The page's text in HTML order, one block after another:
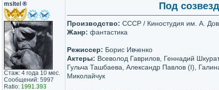
msltel ®
Стаж: 4 года 10 мес.
Сообщений: 5997
Ratio: 1991.393
Под
Производство: СССР / Киностудия им. А.
Жанр: фантастика
Режиссер: Борис Ивченко
Актеры: Всеволод Гаврилов, Геннадий
Гульча Ташбаева, Александр Павлов (I),
Миколайчук